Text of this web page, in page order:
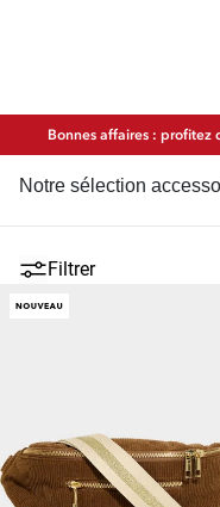
Bonnes affaires : profitez
Notre sélection
Filtrer